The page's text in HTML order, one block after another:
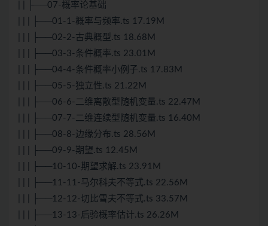
| | ├──07-概率论基础
| | | ├──01-1-概率与频率.ts 17.19M
| | | ├──02-2-古典概型.ts 18.68M
| | | ├──03-3-条件概率.ts 23.01M
| | | ├──04-4-条件概率小例子.ts 17.83M
| | | ├──05-5-独立性.ts 21.22M
| | | ├──06-6-二维离散型随机变量.ts 22.47M
| | | ├──07-7-二维连续型随机变量.ts 16.40M
| | | ├──08-8-边缘分布.ts 28.56M
| | | ├──09-9-期望.ts 12.45M
| | | ├──10-10-期望求解.ts 23.91M
| | | ├──11-11-马尔科夫不等式.ts 22.56M
| | | ├──12-12-切比雪夫不等式.ts 33.57M
| | | ├──13-13-后验概率估计.ts 26.26M